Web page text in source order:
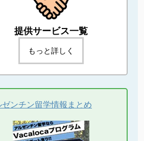
提供サービス一覧
もっと詳しく
ゼンチン留学情報まとめ